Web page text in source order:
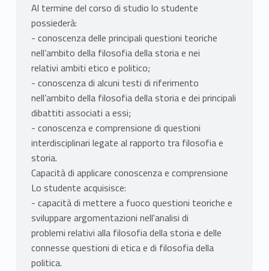
Al termine del corso di studio lo studente
possiederà:
- conoscenza delle principali questioni teoriche
nell’ambito della filosofia della storia e nei
relativi ambiti etico e politico;
- conoscenza di alcuni testi di riferimento
nell’ambito della filosofia della storia e dei principali
dibattiti associati a essi;
- conoscenza e comprensione di questioni
interdisciplinari legate al rapporto tra filosofia e
storia.
Capacità di applicare conoscenza e comprensione
Lo studente acquisisce:
- capacità di mettere a fuoco questioni teoriche e
sviluppare argomentazioni nell'analisi di
problemi relativi alla filosofia della storia e delle
connesse questioni di etica e di filosofia della
politica.